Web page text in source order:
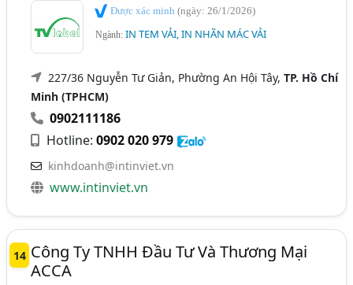
Được xác minh(ngày: 26/1/2026)
Ngành:IN TEM VẢI, IN NHÃN MÁC VẢI
227/36 Nguyễn Tư Giản, Phường An Hội Tây,TP. Hồ Chí
Minh (TPHCM)
0902111186
Hotline:0902 020 979
kinhdoanh@intinviet.vn
www.intinviet.vn
14 Công Ty TNHH Đầu Tư Và Thương Mại
ACCA